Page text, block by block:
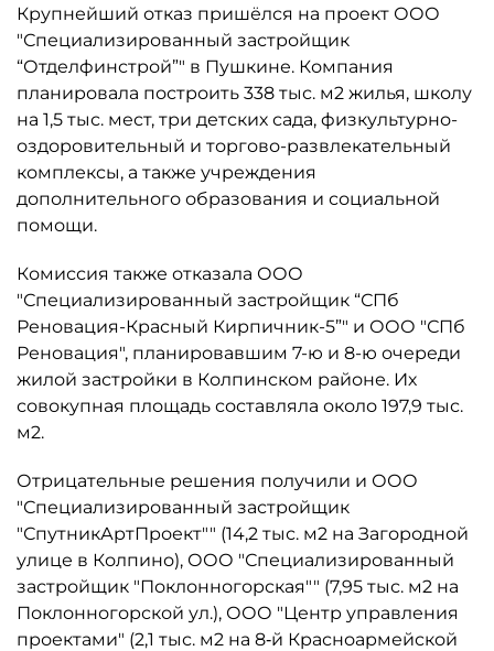
Крупнейший отказ пришёлся на проект ООО
"Специализированный застройщик
“Отделфинстрой”" в Пушкине. Компания
планировала построить 338 тыс. м2 жилья, школу
на 1,5 тыс. мест, три детских сада, физкультурно-
оздоровительный и торгово-развлекательный
комплексы, а также учреждения
дополнительного образования и социальной
помощи.
Комиссия также отказала ООО
"Специализированный застройщик “СПб
Реновация-Красный Кирпичник-5”" и ООО "СПб
Реновация", планировавшим 7-ю и 8-ю очереди
жилой застройки в Колпинском районе. Их
совокупная площадь составляла около 197,9 тыс.
м2.
Отрицательные решения получили и ООО
"Специализированный застройщик
"СпутникАртПроект"" (14,2 тыс. м2 на Загородной
улице в Колпино), ООО "Специализированный
застройщик "Поклонногорская"" (7,95 тыс. м2 на
Поклонногорской ул.), ООО "Центр управления
проектами" (2,1 тыс. м2 на 8‑й Красноармейской